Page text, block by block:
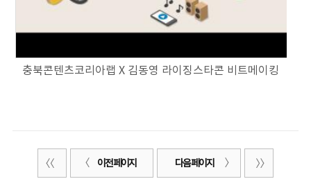
충북콘텐츠코리아랩 X 김동영 라이징스타콘 비트메이킹
이전 페이지 다음 페이지